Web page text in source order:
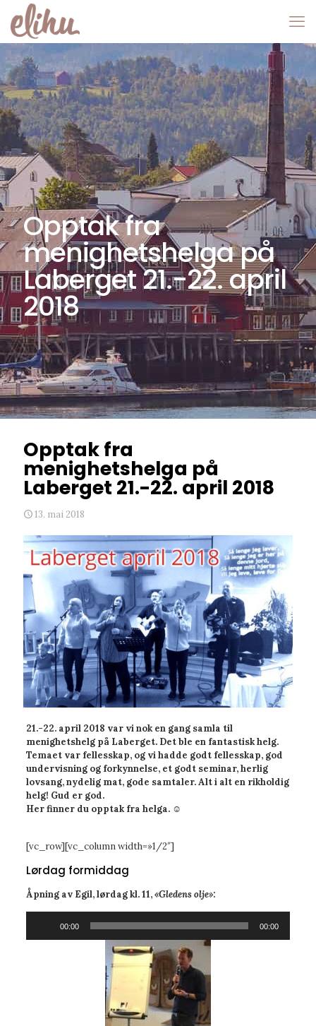
Opptak fra
menighetshelga på
Laberget 21.-22. april
2018
Opptak fra
menighetshelga på
Laberget 21.-22. april 2018
13. mai 2018
21.-22. april 2018 var vi nok en gang samla til
menighetshelg på Laberget. Det ble en fantastisk helg.
Temaet var fellesskap, og vi hadde godt fellesskap, god
undervisning og forkynnelse, et godt seminar, herlig
lovsang, nydelig mat, gode samtaler. Alt i alt en rikholdig
helg! Gud er god.
Her finner du opptak fra helga.☺️
[vc_row][vc_column width=»1/2″]
Lørdag formiddag
Åpning av Egil, lørdag kl. 11,«Gledens olje»:
00:00 00:00